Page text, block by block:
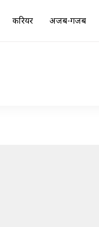
करियर अजब-गजब